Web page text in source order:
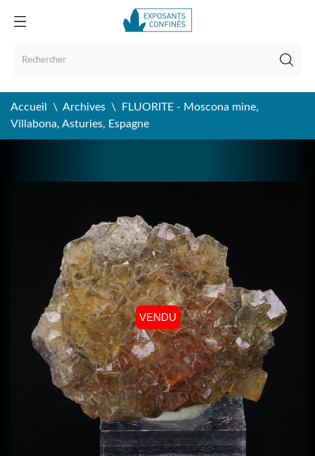
Accueil Archives
FLUORITE - Moscona mine,
Villabona, Asturies, Espagne
VENDU